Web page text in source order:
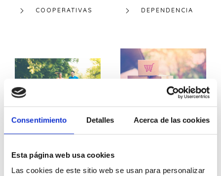
Consentimiento Detalles Acerca de las cookies
Esta página web usa cookies
Las cookies de este sitio web se usan para personalizar
COOPERATIVAS DEPENDENCIA
DEPORTE
ECONOMÍA